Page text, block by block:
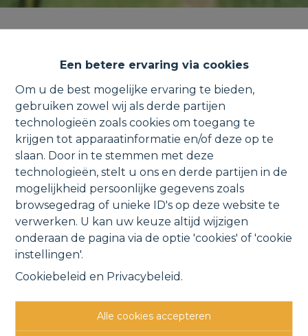
Een betere ervaring via cookies
Om u de best mogelijke ervaring te bieden,
gebruiken zowel wij als derde partijen
technologieën zoals cookies om toegang te
krijgen tot apparaatinformatie en/of deze op te
slaan. Door in te stemmen met deze
technologieën, stelt u ons en derde partijen in de
mogelijkheid persoonlijke gegevens zoals
browsegedrag of unieke ID's op deze website te
verwerken. U kan uw keuze altijd wijzigen
onderaan de pagina via de optie 'cookies' of 'cookie
instellingen'.
Cookiebeleid en Privacybeleid .
Alle cookies accepteren
Bouwgrond voor een halfopen
bebouwing omringd door
groen.
Meerbeeksebaan , 1982 Elewijt
VERKOCHT
Vorige